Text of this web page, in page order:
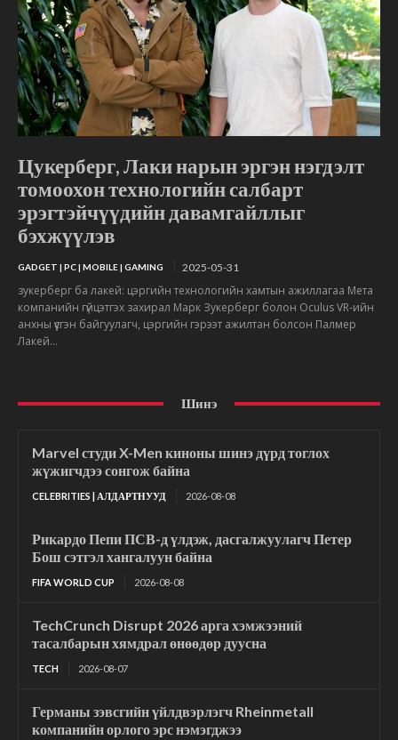
Цукерберг, Лаки нарын эргэн нэгдэлт
томоохон технологийн салбарт
эрэгтэйчүүдийн давамгайллыг
бэхжүүлэв
GADGET | PC | MOBILE | GAMING 2025-05-31
зукерберг ба лакей: цэргийн технологийн хамтын ажиллагаа Мета
компанийн гүйцэтгэх захирал Марк Зукерберг болон Oculus VR-ийн
анхны үүсгэн байгуулагч, цэргийн гэрээт ажилтан болсон Палмер
Лакей...
Шинэ
Marvel студи X-Men киноны шинэ дүрд тоглох
жүжигчдээ сонгож байна
CELEBRITIES | АЛДАРТНУУД 2026-08-08
Рикардо Пепи ПСВ-д үлдэж, дасгалжуулагч Петер
Бош сэтгэл хангалуун байна
FIFA WORLD CUP 2026-08-08
TechCrunch Disrupt 2026 арга хэмжээний
тасалбарын хямдрал өнөөдөр дуусна
TECH 2026-08-07
Германы зэвсгийн үйлдвэрлэгч Rheinmetall
компанийн орлого эрс нэмэгджээ